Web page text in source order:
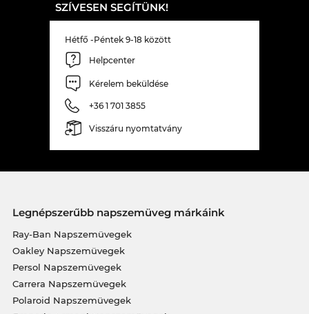
SZÍVESEN SEGÍTÜNK!
Hétfő -Péntek 9-18 között
Helpcenter
Kérelem beküldése
+36 1 701 3855
Visszáru nyomtatvány
Legnépszerűbb napszemüveg márkáink
Ray-Ban Napszemüvegek
Oakley Napszemüvegek
Persol Napszemüvegek
Carrera Napszemüvegek
Polaroid Napszemüvegek